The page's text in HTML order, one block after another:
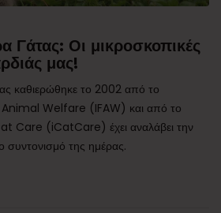
Γάτας: Οι μικροσκοπικές
μας!
καθιερώθηκε το 2002 από το
Welfare (IFAW) και από το
Care (iCatCare) έχει αναλάβει την
συντονισμό της ημέρας.